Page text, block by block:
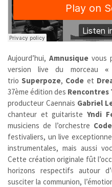
Aujourd’hui, Amnusiquevous
version live du morceau
trioSuperpoze, Code et
37ème édition des Rencontres
producteur Caennais Gabriel
chanteur et guitariste Yndi
musiciens de l’orchestre Code
festivaliers, un live
instrumentales, mais aussi
Cette création originale fût
horizons respectifs autour
susciter la communion,